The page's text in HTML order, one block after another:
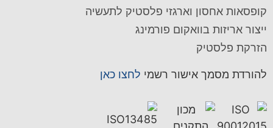
קופסאות אחסון וארגזי פלסטיק לתעשיה
ייצור אריזות בוואקום פורמינג
הזרקת פלסטיק
להורדת מסמך אישור רשמי לחצו כאן